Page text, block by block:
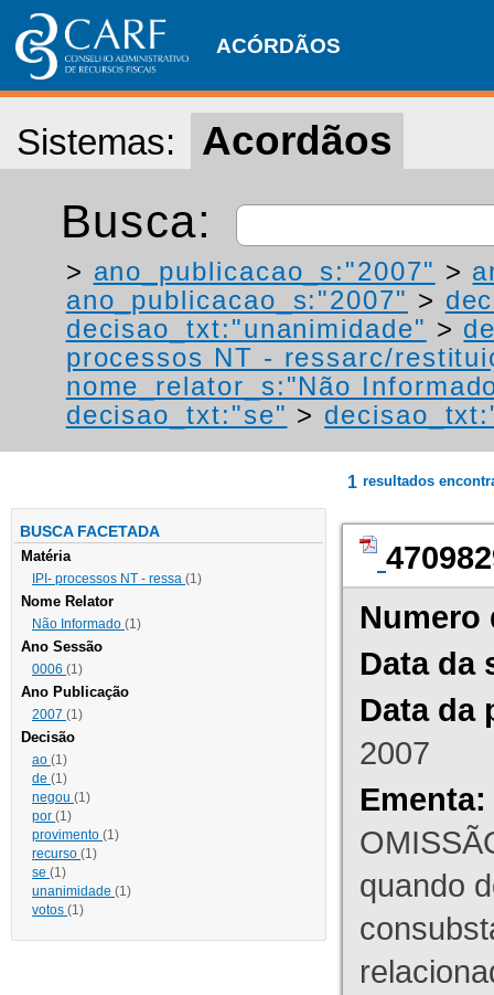
ACÓRDÃOS
Sistemas: Acordãos
Busca:
> ano_publicacao_s:"2007" >
ano_publicacao_s:"2007" >
decisao_txt:"unanimidade" >
processos NT - ressarc/
nome_relator_s:"Não
decisao_txt:"se" >
BUSCA FACETADA
Matéria
IPI- processos NT - ressa (1)
Nome Relator
Não Informado (1)
Ano Sessão
0006 (1)
Ano Publicação
2007 (1)
Decisão
ao (1)
de (1)
negou (1)
por (1)
provimento (1)
recurso (1)
se (1)
unanimidade (1)
votos (1)
1 resultados
Numero
Data da
Data da
2007
Ementa:
quando